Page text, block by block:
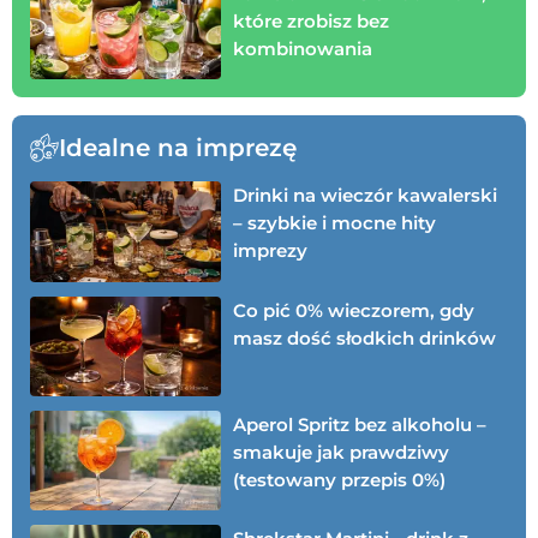
które zrobisz bez
kombinowania
Idealne na imprezę
Drinki na wieczór kawalerski
– szybkie i mocne hity
imprezy
Co pić 0% wieczorem, gdy
masz dość słodkich drinków
Aperol Spritz bez alkoholu –
smakuje jak prawdziwy
(testowany przepis 0%)